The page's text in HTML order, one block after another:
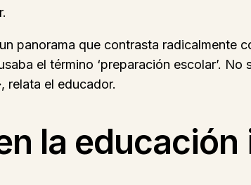
panorama que contrasta radicalmente
el término ‘preparación escolar’.
relata el educador.
la